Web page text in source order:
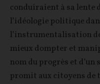
conduiraient à sa lente
l’idéologie politique
l’instrumentalisation
mieux dompter et
nom du progrès et
promit aux citoyens de